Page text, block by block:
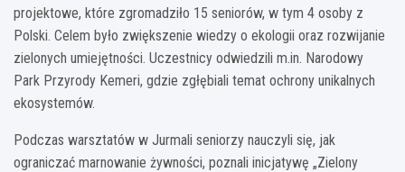
projektowe, które zgromadziło 15 seniorów, w tym 4 osoby z
Polski. Celem było zwiększenie wiedzy o ekologii oraz rozwijanie
zielonych umiejętności. Uczestnicy odwiedzili m.in. Narodowy
Park Przyrody Kemeri, gdzie zgłębiali temat ochrony unikalnych
ekosystemów.
Podczas warsztatów w Jurmali seniorzy nauczyli się, jak
ograniczać marnowanie żywności, poznali inicjatywę „Zielony